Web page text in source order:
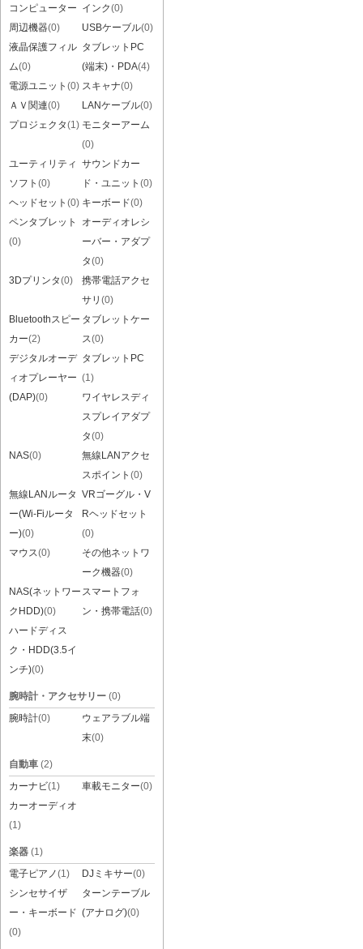
コンピューター
周辺機器(0)
インク(0)
USBケーブル(0)
液晶保護フィル
ム(0)
タブレットPC
(端末)・PDA(4)
電源ユニット (0) スキャナ(0)
ＡＶ関連(0) LANケーブル(0)
プロジェクタ(1) モニターアーム
(0)
ユーティリティ
ソフト (0)
サウンドカー
ド・ユニット (0)
ヘッドセット (0) キーボード(0)
ペンタブレット
(0)
オーディオレシ
ーバー・アダプ
タ(0)
3Dプリンタ(0)
携帯電話アクセ
サリ (0)
Bluetoothスピー
カー(2)
タブレットケー
ス(0)
デジタルオーデ
ィオプレーヤー
(DAP)(0)
タブレットPC
(1)
ワイヤレスディ
スプレイアダプ
タ(0)
NAS(0)
無線LANアクセ
スポイント (0)
無線LANルータ
ー(Wi-Fiルータ
ー)(0)
VRゴーグル・V
Rヘッドセット
(0)
マウス(0)
その他ネットワ
ーク機器(0)
NAS(ネットワー
クHDD)(0)
スマートフォ
ン・携帯電話(0)
ハードディス
ク・HDD(3.5イ
ンチ)(0)
腕時計・アクセサリー (0)
腕時計(0)
ウェアラブル端
末(0)
自動車 (2)
カーナビ(1) 車載モニター(0)
カーオーディオ
(1)
楽器 (1)
電子ピアノ(1) DJミキサー(0)
シンセサイザ
ー・キーボード
(0)
ターンテーブル
(アナログ)(0)